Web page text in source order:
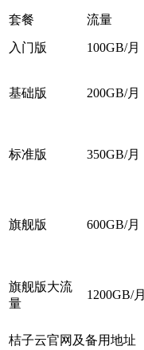
套餐 流量
入门版 100GB/月
基础版 200GB/月
标准版 350GB/月
旗舰版 600GB/月
旗舰版大流
量
1200GB/月
桔子云官网及备用地址